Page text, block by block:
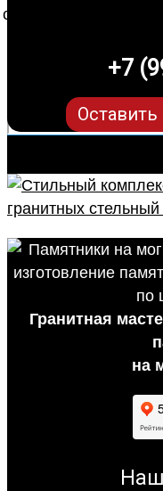
+7
Оставить
Гранитная
на